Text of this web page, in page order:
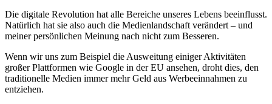
Die digitale Revolution hat alle Bereiche unseres Lebens beeinflusst.
Natürlich hat sie also auch die Medienlandschaft verändert – und
meiner persönlichen Meinung nach nicht zum Besseren.
Wenn wir uns zum Beispiel die Ausweitung einiger Aktivitäten
großer Plattformen wie Google in der EU ansehen, droht dies, den
traditionelle Medien immer mehr Geld aus Werbeeinnahmen zu
entziehen.